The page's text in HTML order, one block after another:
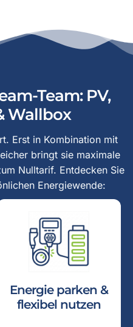
Team: PV,
Wallbox
Erst in Kombination mit
bringt sie maximale
Nulltarif. Entdecken Sie
Energiewende:
Energie parken &
flexibel nutzen